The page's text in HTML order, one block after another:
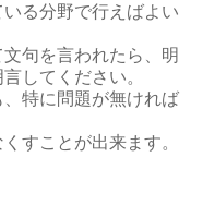
る分野で行えばよい
句を言われたら、明
してください。
特に問題が無ければ
すことが出来ます。